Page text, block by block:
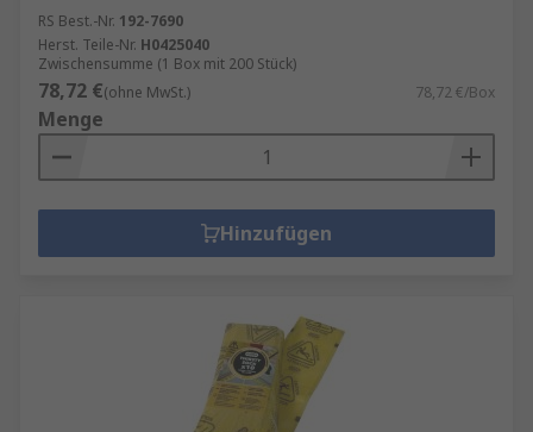
RS Best.-Nr. 192-7690
Herst. Teile-Nr. H0425040
Zwischensumme (1 Box mit 200 Stück)
78,72 €(ohne MwSt.) 78,72 €/Box
Menge
Hinzufügen